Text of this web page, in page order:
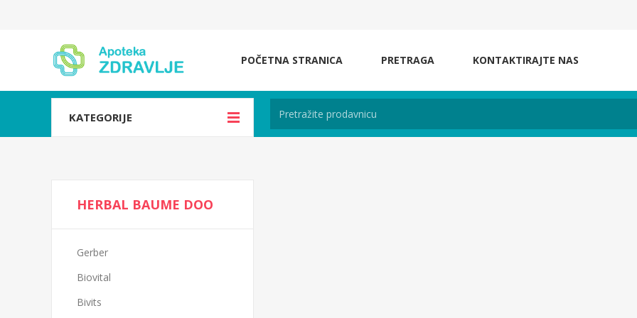
POČETNA STRANICA PRETRAGA KONTAKTIRAJTE NAS
KATEGORIJE
HERBAL BAUME DOO
Gerber
Biovital
Bivits